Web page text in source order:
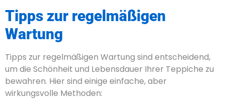
Tipps zur regelmäßigen
Wartung
Tipps zur regelmäßigen Wartung sind entscheidend,
um die Schönheit und Lebensdauer Ihrer Teppiche zu
bewahren. Hier sind einige einfache, aber
wirkungsvolle Methoden: